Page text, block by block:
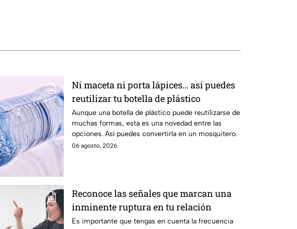
Ni maceta ni porta lápices... así puedes
reutilizar tu botella de plástico
Aunque una botella de plástico puede reutilizarse de
muchas formas, esta es una novedad entre las
opciones. Así puedes convertirla en un mosquitero.
06 agosto, 2026
Reconoce las señales que marcan una
inminente ruptura en tu relación
Es importante que tengas en cuenta la frecuencia